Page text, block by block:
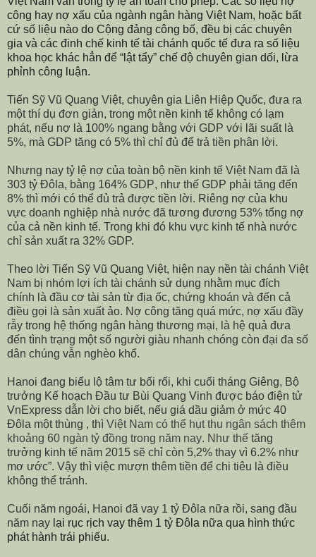
công hay nợ xấu của ngành ngân hàng Việt Nam, hoặc bất
cứ số liệu nào do Cộng đảng công bố, đều bị các chuyên
gia và các đinh chế kinh tế tài chánh quốc tế đưa ra số liệu
khoa học khác hẳn để “lật tẩy” chế độ chuyên gian dối, lừa
phỉnh công luận.
Tiến Sỹ Vũ Quang Việt, chuyên gia Liên Hiệp Quốc, đưa ra
một thí dụ đơn giản, trong một nền kinh tế không có lạm
phát, nếu nợ là 100% ngang bằng với GDP với lãi suất là
5%, mà GDP tăng có 5% thì chỉ đủ để trả tiền phân l ời.
Nhưng nay tỷ lệ nợ của toàn bộ nền kinh tế Việt Nam đã là
303 tỷ Đôla, bằng 164% GDP, như thế GDP phải tăng đến
8% thì mới có thể đủ trả được tiền ời. Riêng nợ của khu
vực doanh nghiệp nhà nước đã tương đương 53% tổng nợ
của cả nền kinh tế. Trong khi đó khu vực kinh tế nhà nước
chỉ sản xuất ra 32% GDP.
Theo lời Tiến Sỹ Vũ Quang Việt, hiện nay nền tài chánh Việt
Nam bị nhóm lợi ích tài chánh sử dụng nhằm mục đích
chính là đầu cơ tài sản từ địa ốc, chứng khoán và đến cả
điều gọi là sản xuất ảo. Nợ công tăng quá mức, nợ xấu đầy
rẫy trong hệ thống ngân hàng thương mại, là hệ quả đưa
đến tình trạng một số người giàu nhanh chóng còn đại đa số
dân chúng vẫn nghèo khổ.
Hanoi đang biểu lộ tâm tư bối rối, khi cuối tháng Giêng, Bộ
trưởng Kế hoạch Đầu tư Bùi Quang Vinh được báo điện tử
VnExpress dẫn l ời cho biết, nếu giá dầu giảm ở mức 40
Đôla một thùng , thì Việt Nam có thể hụt thu ngân sách thêm
khoảng 60 ngàn tỷ đồng trong năm nay. Như thế tăng
trưởng kinh tế năm 2015 sẽ chỉ còn 5,2% thay vì 6.2% như
mơ ước”. Vậy thì việc mượn thêm tiền để chi tiêu là điều
không thể tránh.
Cuối năm ngoái, Hanoi đã vay 1 tỷ Đôla nữa rồi, sang đầu
năm nay lại rục rịch vay thêm 1 tỷ Đôla nữa qua hình thức
phát hành trái phiếu.